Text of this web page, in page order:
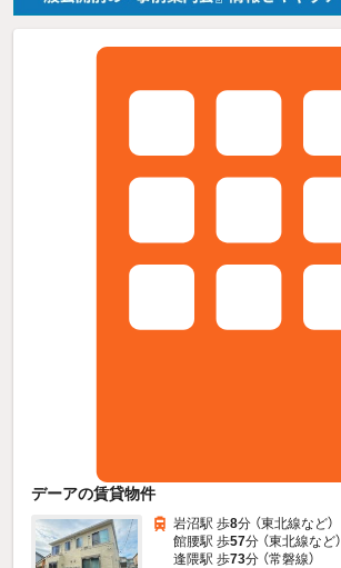
デーアの賃貸物件
岩沼駅 歩8分 （東北線など）
館腰駅 歩57分 （東北線など）
逢隈駅 歩73分 （常磐線）